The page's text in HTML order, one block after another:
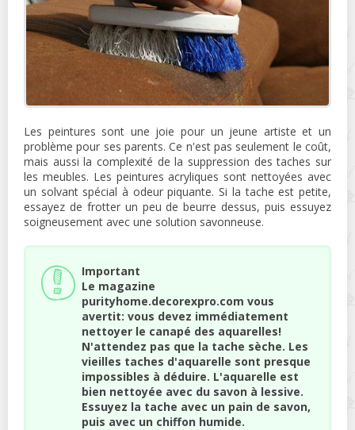
Les peintures sont une joie pour un jeune artiste et un
problème pour ses parents. Ce n'est pas seulement le coût,
mais aussi la complexité de la suppression des taches sur
les meubles. Les peintures acryliques sont nettoyées avec
un solvant spécial à odeur piquante. Si la tache est petite,
essayez de frotter un peu de beurre dessus, puis essuyez
soigneusement avec une solution savonneuse.
Important
Le magazine
purityhome.decorexpro.com vous
avertit: vous devez immédiatement
nettoyer le canapé des aquarelles!
N'attendez pas que la tache sèche. Les
vieilles taches d'aquarelle sont presque
impossibles à déduire. L'aquarelle est
bien nettoyée avec du savon à lessive.
Essuyez la tache avec un pain de savon,
puis avec un chiffon humide.